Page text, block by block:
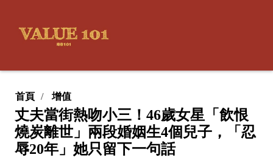
首頁 增值
丈夫當街熱吻小三！46歲女星「飲恨
燒炭離世」兩段婚姻生4個兒子，「忍
辱20年」她只留下一句話